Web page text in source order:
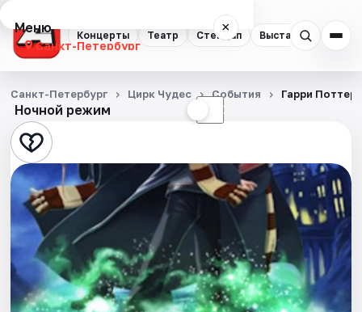
Концерты Театр Стендап Выставки
Меню ×
Санкт-Петербург
Концерты
Театр
Стендап
Выставки
Квесты
Экскурсии
Ночной режим ☾
Санкт-Петербург Цирк Чудес События Гарри